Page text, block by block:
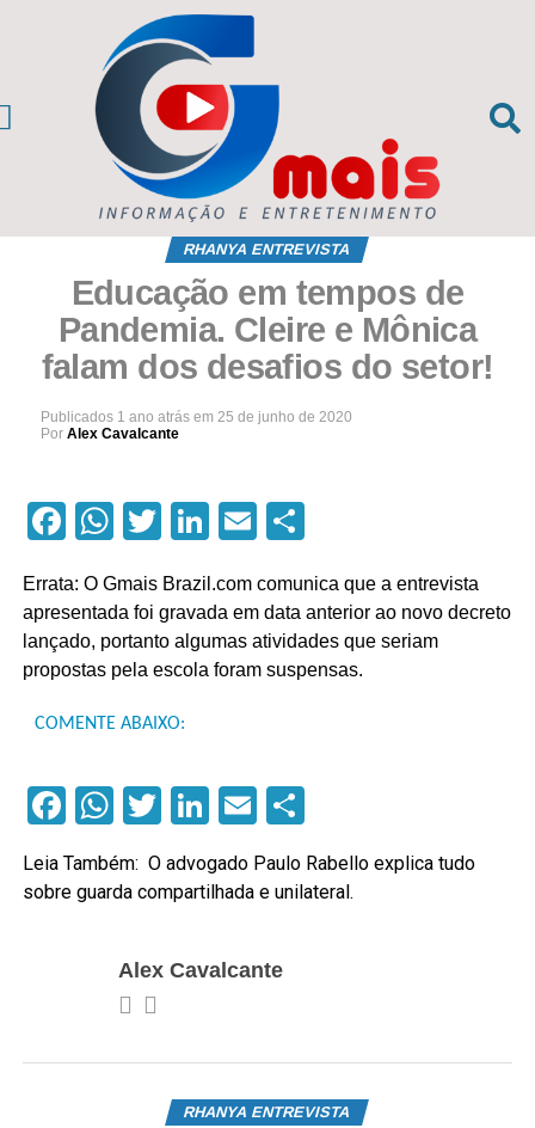
RHANYA ENTREVISTA
Educação em tempos de
Pandemia. Cleire e Mônica
falam dos desafios do setor!
Publicados 1 ano atrás em 25 de junho de 2020
Por Alex Cavalcante
Facebook
WhatsApp
Twitter
LinkedIn
EmailCompartilhar
Errata: O Gmais Brazil.com comunica que a entrevista
apresentada foi gravada em data anterior ao novo decreto
lançado, portanto algumas atividades que seriam
propostas pela escola foram suspensas.
COMENTE ABAIXO:
Facebook
WhatsApp
Twitter
LinkedIn
EmailCompartilhar
Leia Também: O advogado Paulo Rabello explica tudo
sobre guarda compartilhada e unilateral.
Alex Cavalcante
RHANYA ENTREVISTA